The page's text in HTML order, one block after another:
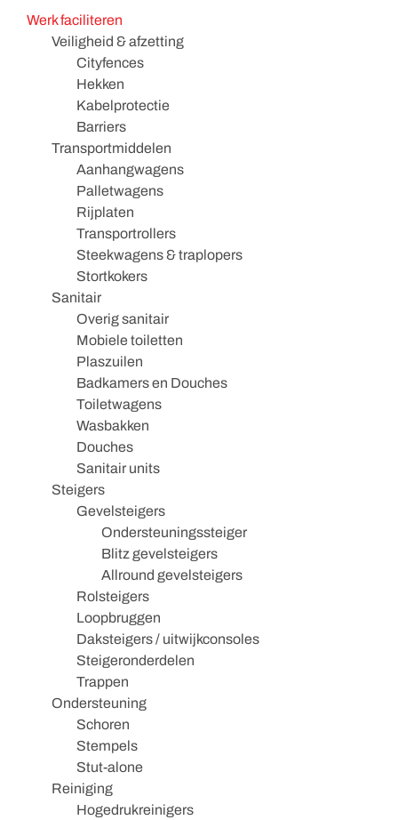
Werk faciliteren
Veiligheid & afzetting
Cityfences
Hekken
Kabelprotectie
Barriers
Transportmiddelen
Aanhangwagens
Palletwagens
Rijplaten
Transportrollers
Steekwagens & traplopers
Stortkokers
Sanitair
Overig sanitair
Mobiele toiletten
Plaszuilen
Badkamers en Douches
Toiletwagens
Wasbakken
Douches
Sanitair units
Steigers
Gevelsteigers
Ondersteuningssteiger
Blitz gevelsteigers
Allround gevelsteigers
Rolsteigers
Loopbruggen
Daksteigers / uitwijkconsoles
Steigeronderdelen
Trappen
Ondersteuning
Schoren
Stempels
Stut-alone
Reiniging
Hogedrukreinigers